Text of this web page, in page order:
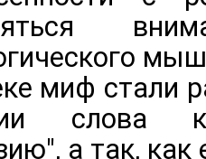
миф стали
слова
а так,